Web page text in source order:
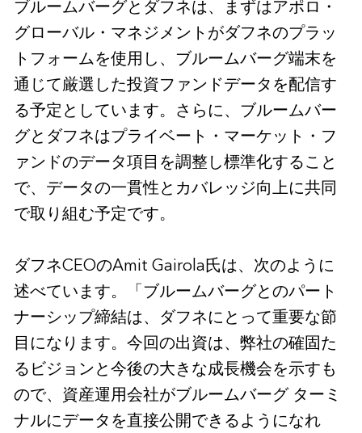
ブルームバーグとダフネは、まずはアポロ・
グローバル・マネジメントがダフネのプラッ
トフォームを使用し、ブルームバーグ端末を
通じて厳選した投資ファンドデータを配信す
る予定としています。さらに、ブルームバー
グとダフネはプライベート・マーケット・フ
ァンドのデータ項目を調整し標準化すること
で、データの一貫性とカバレッジ向上に共同
で取り組む予定です。
ダフネCEOのAmit Gairola氏は、次のように
述べています。「ブルームバーグとのパート
ナーシップ締結は、ダフネにとって重要な節
目になります。今回の出資は、弊社の確固た
るビジョンと今後の大きな成長機会を示すも
ので、資産運用会社がブルームバーグ ターミ
ナルにデータを直接公開できるようになれ